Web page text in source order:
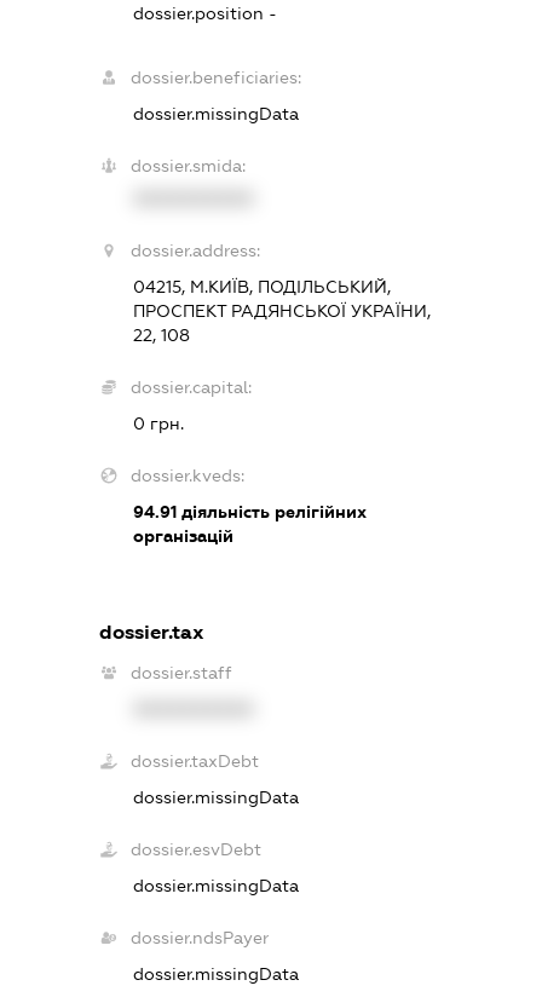
dossier.position -
dossier.beneficiaries:
dossier.missingData
dossier.smida:
dossier.address:
04215, М.КИЇВ, ПОДІЛЬСЬКИЙ,
ПРОСПЕКТ РАДЯНСЬКОЇ УКРАЇНИ,
22, 108
dossier.capital:
0 грн.
dossier.kveds:
94.91 діяльність релігійних
організацій
dossier.tax
dossier.staff
dossier.taxDebt
dossier.missingData
dossier.esvDebt
dossier.missingData
dossier.ndsPayer
dossier.missingData